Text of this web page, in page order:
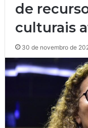
de
culturais
30 de novembro de